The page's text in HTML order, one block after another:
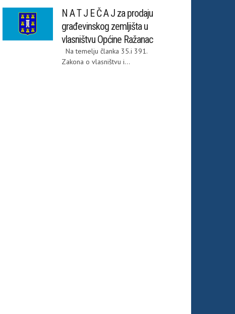
N A T J E Č A J za prodaju
građevinskog zemljišta u
vlasništvu Općine Ražanac
Na temelju članka 35.i 391.
Zakona o vlasništvu i...